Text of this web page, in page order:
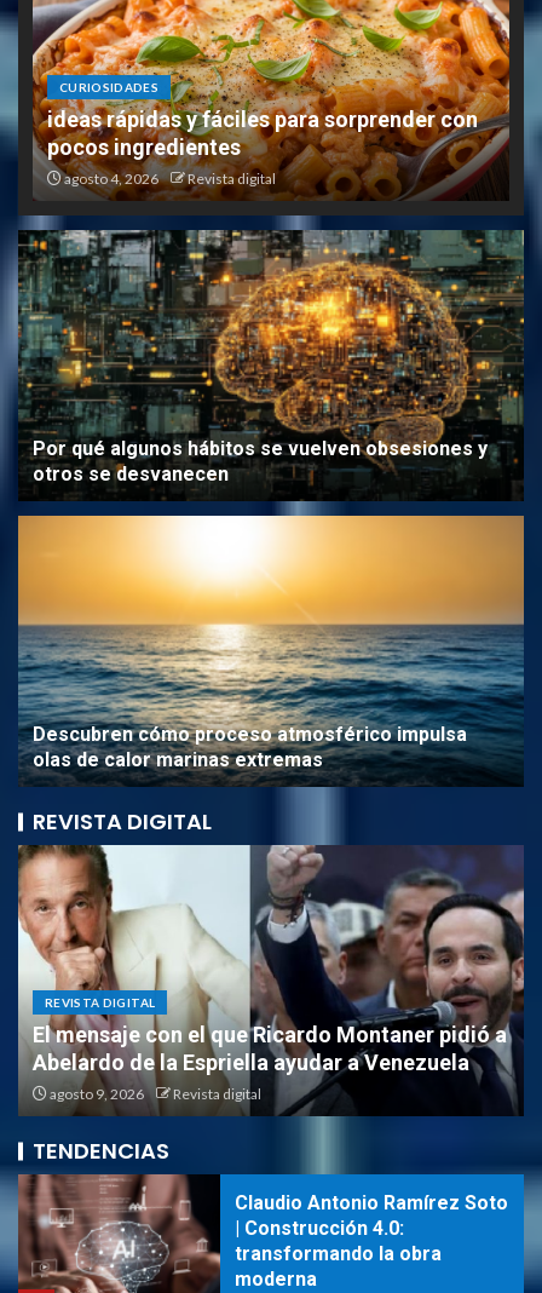
CURIOSIDADES
ideas rápidas y fáciles para sorprender con
pocos ingredientes
agosto 4, 2026 Revista digital
Por qué algunos hábitos se vuelven obsesiones y
otros se desvanecen
Descubren cómo proceso atmosférico impulsa
olas de calor marinas extremas
REVISTA DIGITAL
REVISTA DIGITAL
El mensaje con el que Ricardo Montaner pidió a
Abelardo de la Espriella ayudar a Venezuela
agosto 9, 2026 Revista digital
TENDENCIAS
Tendencias actuales en
hosting para creadores de
sitios web ~ TecnoBlog
Claudio Antonio Ramírez Soto
| Construcción 4.0:
transformando la obra
moderna